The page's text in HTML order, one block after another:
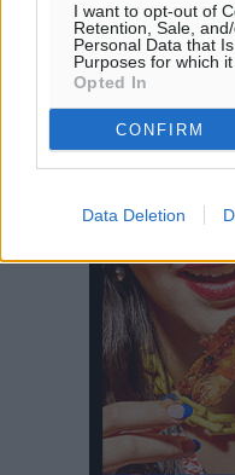
I want to opt-out of
Retention, Sale,
Personal Data that
Purposes for which it
Opted In
CONFIRM
Data Deletion
Γιάννης Χατζής για
βασικοί οριζόντιοι
ανάπτυξη
Τοπικές Ειδήσεις• πριν 12
Ευ. Τουρνάς:
• πριν 12 ώρες
Στον Άγιο Νικόλαο
ανανεωμένο
Lions Χάλκης
Τοπικές Ειδήσεις• πριν 12